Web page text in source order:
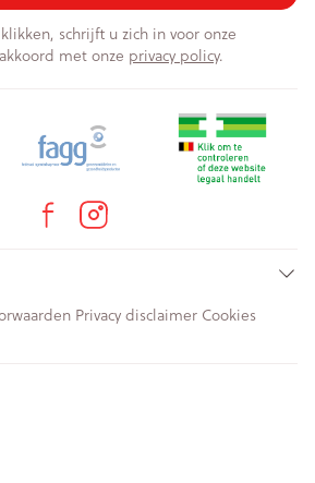
schrijft u zich in voor onze
met onze privacy policy.
Privacy disclaimer Cookies